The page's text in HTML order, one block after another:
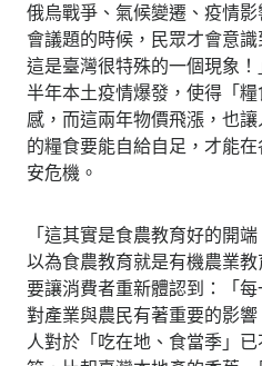
俄烏戰爭、氣候變遷、疫情
會議題的時候，民眾才會意
這是臺灣很特殊的一個現象
半年本土疫情爆發，使得「
感，而這兩年物價飛漲，也
的糧食要能自給自足，才能
安危機。
「這其實是食農教育好的開
以為食農教育就是有機農業
要讓消費者重新體認到：「
對產業與農民有著重要的影
人對於「吃在地、食當季」